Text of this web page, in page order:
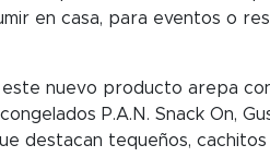
en casa, para eventos o
nuevo producto arepa
P.A.N. Snack On,
destacan tequeños,